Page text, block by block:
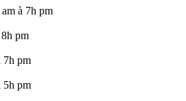
à 7h pm
pm
7h pm
5h pm